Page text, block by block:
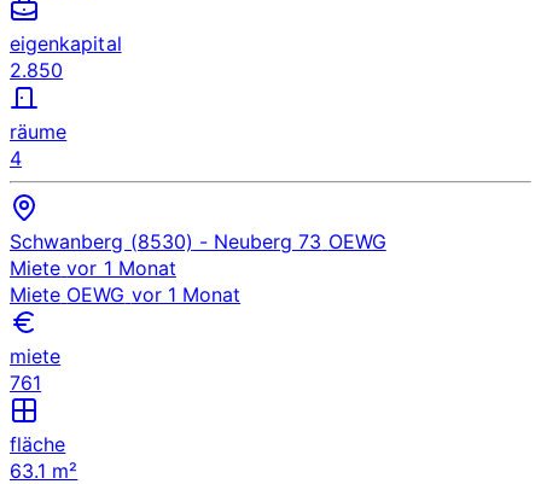
eigenkapital
2.850
räume
4
Schwanberg (8530) - Neuberg 73 OEWG
Miete vor 1 Monat
Miete OEWG vor 1 Monat
miete
761
fläche
63.1 m²